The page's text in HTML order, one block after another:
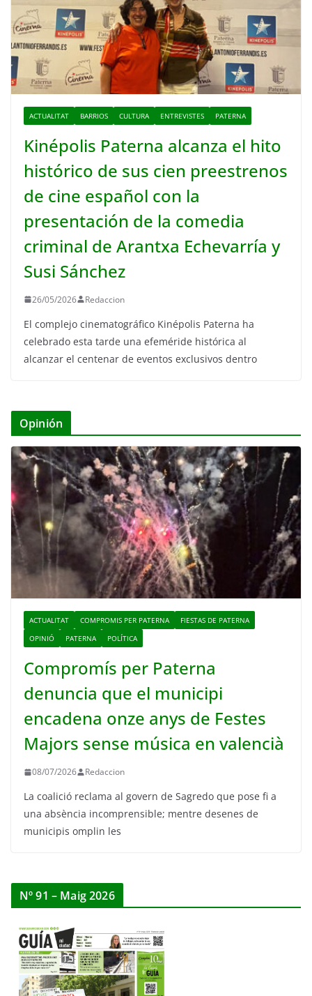
ACTUALITAT BARRIOS CULTURA ENTREVISTES PATERNA
Kinépolis Paterna alcanza el hito
histórico de sus cien preestrenos
de cine español con la
presentación de la comedia
criminal de Arantxa Echevarría y
Susi Sánchez
26/05/2026 Redaccion
El complejo cinematográfico Kinépolis Paterna ha
celebrado esta tarde una efeméride histórica al
alcanzar el centenar de eventos exclusivos dentro
Opinión
ACTUALITAT COMPROMIS PER PATERNA
FIESTAS DE PATERNA
OPINIÓ
PATERNA POLÍTICA
Compromís per Paterna
denuncia que el municipi
encadena onze anys de Festes
Majors sense música en valencià
08/07/2026 Redaccion
La coalició reclama al govern de Sagredo que pose fi a
una absència incomprensible; mentre desenes de
municipis omplin les
Nº 91 – Maig 2026